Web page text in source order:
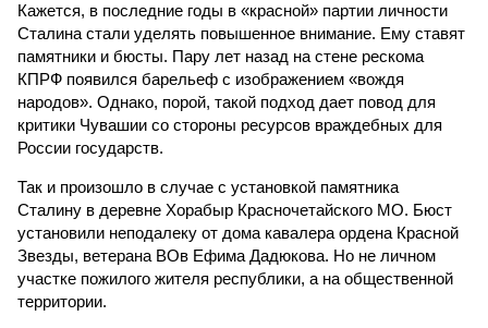
Кажется, в последние годы в «красной» партии личности
Сталина стали уделять повышенное внимание. Ему ставят
памятники и бюсты. Пару лет назад на стене рескома
КПРФ появился барельеф с изображением «вождя
народов». Однако, порой, такой подход дает повод для
критики Чувашии со стороны ресурсов враждебных для
России государств.
Так и произошло в случае с установкой памятника
Сталину в деревне Хорабыр Красночетайского МО. Бюст
установили неподалеку от дома кавалера ордена Красной
Звезды, ветерана ВОв Ефима Дадюкова. Но не личном
участке пожилого жителя республики, а на общественной
территории.